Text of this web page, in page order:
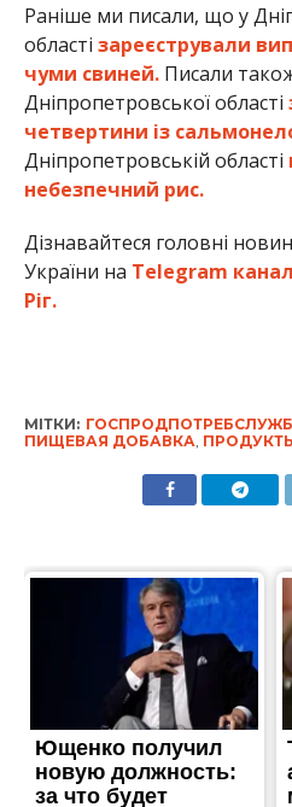
Раніше ми писали, що у
області зареєстрували
чуми свиней. Писали
Дніпропетровської області
четвертини із
Дніпропетровській області
небезпечний рис.
Дізнавайтеся головні
України на Telegram
Ріг.
МІТКИ:
ПИЩЕВАЯ ДОБАВКА